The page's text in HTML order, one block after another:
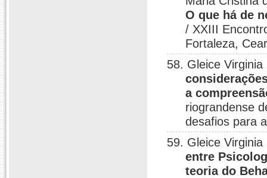
O que há de
/ XXIII
Fortaleza,
58. Gleice
a
riograndense
desafios para
59. Gleice
entre
teoria do